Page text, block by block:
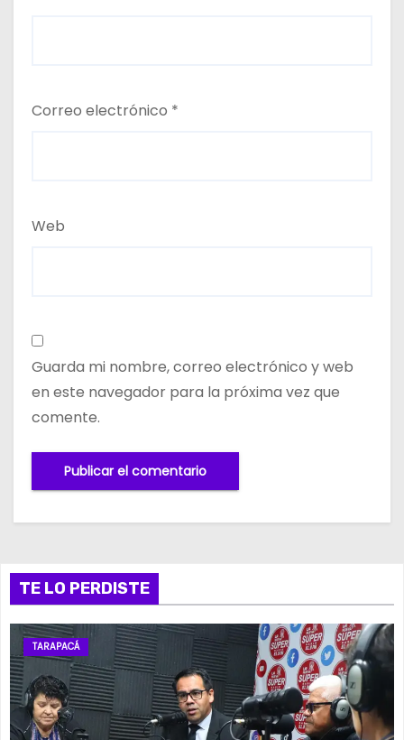
Correo electrónico *
Web
Guarda mi nombre, correo electrónico y web
en este navegador para la próxima vez que
comente.
TE LO PERDISTE
TARAPACÁ